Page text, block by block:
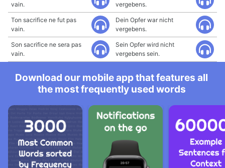
vain.
vergebens.
Ton sacrifice ne fut pas
vain.
Dein Opfer war nicht
vergebens.
Son sacrifice ne sera pas
vain.
Sein Opfer wird nicht
vergebens sein.
Download our mobile app that features all
the most frequently used words